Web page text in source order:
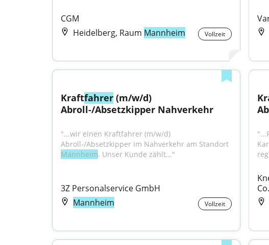
CGM
Heidelberg, Raum Mannheim Vollzeit
Kraftfahrer (m/w/d)
Abroll-/Absetzkipper Nahverkehr
"...wir einen Kraftfahrer (m/w/d)
Mannheim. Unser Kunde zählt..."
3Z Personalservice GmbH
Mannheim
Vollzeit